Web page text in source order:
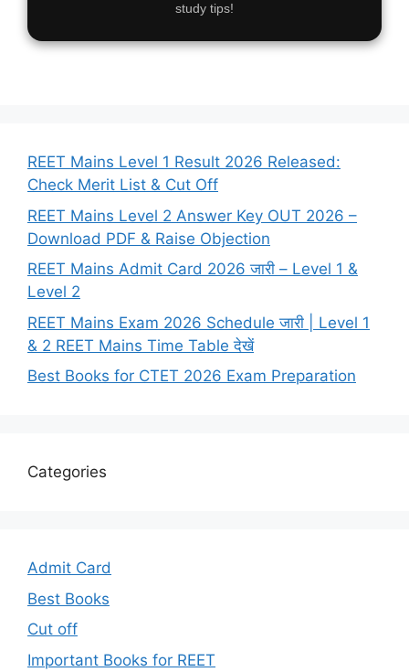
study tips!
REET Mains Level 1 Result 2026 Released:
Check Merit List & Cut Off
REET Mains Level 2 Answer Key OUT 2026 –
Download PDF & Raise Objection
REET Mains Admit Card 2026 जारी – Level 1 &
Level 2
REET Mains Exam 2026 Schedule जारी | Level 1
& 2 REET Mains Time Table देखें
Best Books for CTET 2026 Exam Preparation
Categories
Admit Card
Best Books
Cut off
Important Books for REET